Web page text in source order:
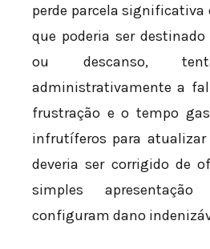
perde parcela
que poderia ser
ou descanso,
administrativamente a
frustração e o tempo
infrutíferos para
deveria ser corrigido de
simples
configuram dano